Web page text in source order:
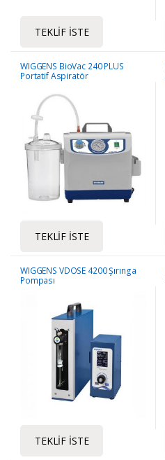
TEKLIF İSTE
WIGGENS BioVac 240 PLUS
Portatif Aspiratör
TEKLIF İSTE
WIGGENS VDOSE 4200 Şırınga
Pompası
TEKLIF İSTE